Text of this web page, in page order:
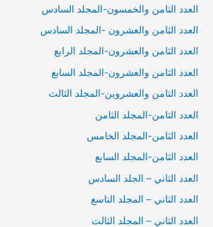
العدد الثامن والخمسون-المجلد السادس
العدد الثامن والعشرون -المجلد السادس
العدد الثامن والعشرون-المجلد الرابع
العدد الثامن والعشرون-المجلد السابع
العدد الثامن والعشروين-المجلد الثالث
العدد الثامن-المجلد الثامن
العدد الثامن-المجلد الخامس
العدد الثامن-المجلد السابع
العدد الثاني – الجلد السادس
العدد الثاني – المجلد التاسع
العدد الثاني – المجلد الثالث